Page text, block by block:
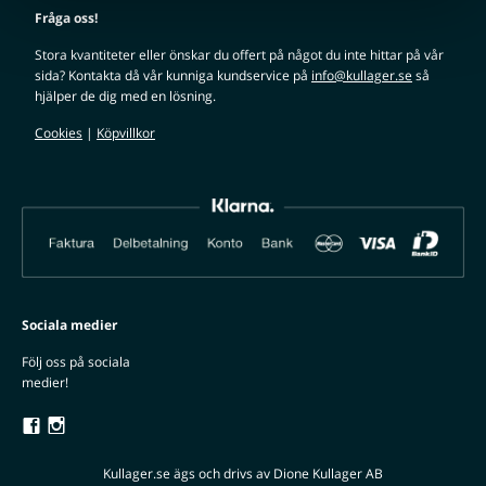
Fråga oss!
Stora kvantiteter eller önskar du offert på något du inte hittar på vår
sida? Kontakta då vår kunniga kundservice på info@kullager.se så
hjälper de dig med en lösning.
Cookies | Köpvillkor
Sociala medier
Följ oss på sociala
medier!
Kullager.se ägs och drivs av Dione Kullager AB